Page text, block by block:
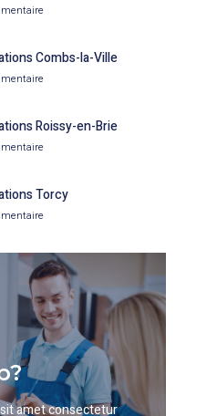
Combs-la-Ville
Roissy-en-Brie
Torcy
amet consectetur